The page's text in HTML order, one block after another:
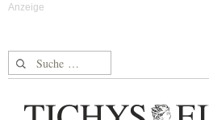
Suche nach: